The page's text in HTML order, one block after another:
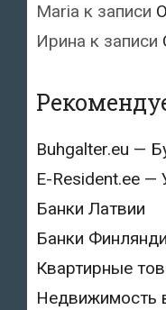
Maria к записи
Ирина к записи
Buhgalter.eu —
E-Resident.ee —
Банки Латвии
Банки
Квартирные
Недвижимость